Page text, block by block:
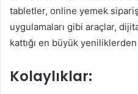
tabletler, online yemek
uygulamaları gibi araçlar,
kattığı en büyük yeniliklerden
Kolaylıklar: